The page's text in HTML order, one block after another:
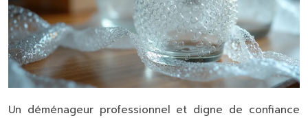
Un déménageur professionnel et digne de confiance